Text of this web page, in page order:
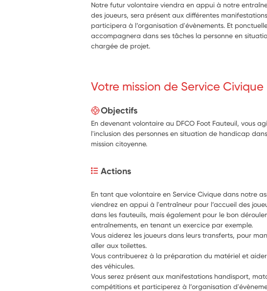
Notre futur volontaire viendra en appui à notre
des joueurs, sera présent aux différentes
participera à l’organisation d'évènements. Et
accompagnera dans ses tâches la personne en
chargée de projet.
Votre mission de Service Civique
Objectifs
En devenant volontaire au DFCO Foot Fauteuil, vous
l'inclusion des personnes en situation de handicap
mission citoyenne.
Actions
En tant que volontaire en Service Civique dans notre
viendrez en appui à l'entraîneur pour l’accueil des
dans les fauteuils, mais également pour le bon
entraînements, en tenant un exercice par exemple.
Vous aiderez les joueurs dans leurs transferts, pour
aller aux toilettes.
Vous contribuerez à la préparation du matériel et
des véhicules.
Vous serez présent aux manifestations handisport,
compétitions et participerez à l’organisation